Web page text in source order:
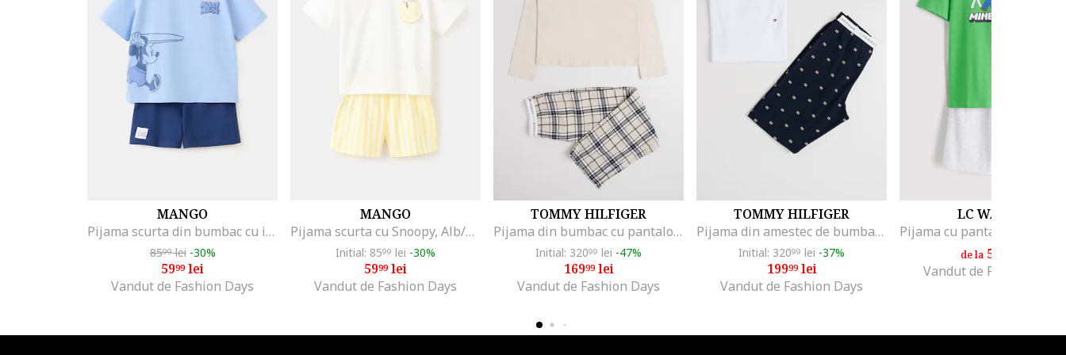
MANGO
Pijama scurta din bumbac cu imprimeu cu Mickey Mouse, Albastru lavanda/Bleumarin
8599lei -30%
5999lei
Vandut de Fashion Days
MANGO
Pijama scurta cu Snoopy, Alb/Galben
Initial: 8599 lei -30%
5999lei
Vandut de Fashion Days
TOMMY HILFIGER
Pijama din bumbac cu pantaloni in carouri, Alb fildes/Negru
Initial: 32099 lei -47%
16999lei
Vandut de Fashion Days
TOMMY HILFIGER
Pijama din amestec de bumbac cu pantaloni lungi, Alb/Bleumarin
Initial: 32099 lei -37%
19999lei
Vandut de Fashion Days
LC WAIKIKI
de la59
Vandut de Fashion Days